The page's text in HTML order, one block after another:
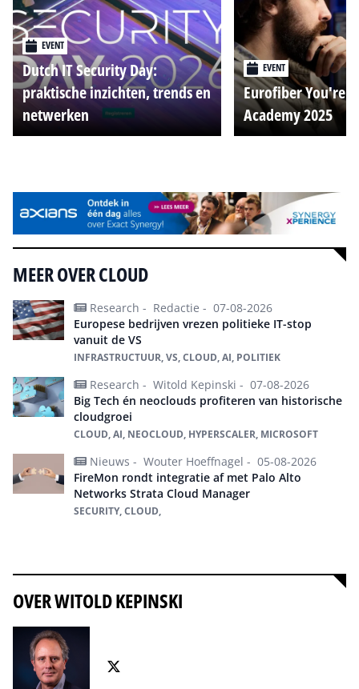
EVENT
Dutch IT Security Day:
praktische inzichten, trends en
netwerken
EVENT
Eurofiber You're
Academy 2025
MEER OVER CLOUD
Research - Redactie - 07-08-2026
Europese bedrijven vrezen politieke IT-stop
vanuit de VS
INFRASTRUCTUUR, VS, CLOUD, AI, POLITIEK
Research - Witold Kepinski - 07-08-2026
Big Tech én neoclouds profiteren van historische
cloudgroei
CLOUD, AI, NEOCLOUD, HYPERSCALER, MICROSOFT
Nieuws - Wouter Hoeffnagel - 05-08-2026
FireMon rondt integratie af met Palo Alto
Networks Strata Cloud Manager
SECURITY, CLOUD,
OVER WITOLD KEPINSKI